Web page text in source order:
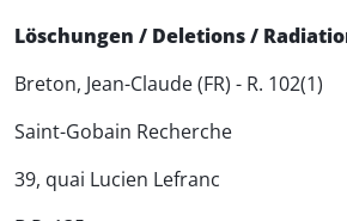
Löschungen / Deletions /
Breton, Jean-Claude (FR) - R. 102(1)
Saint-Gobain Recherche
39, quai Lucien Lefranc